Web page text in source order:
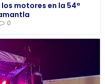
motores en la 54ª
0